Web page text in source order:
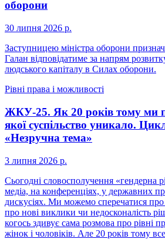
оборони
30 липня 2026 р.
Заступницею міністра оборони
Галан відповідатиме за напрям
людського капіталу в Силах оборони.
Рівні права і можливості
ЖКУ-25. Як 20 років тому ми
якої суспільство уникало.
«Незручна тема»
3 липня 2026 р.
Сьогодні словосполучення «гендерна
медіа, на конференціях, у державних
дискусіях. Ми можемо сперечатися
про нові виклики чи недосконалість
когось здивує сама розмова про рівні
жінок і чоловіків. Але 20 років тому